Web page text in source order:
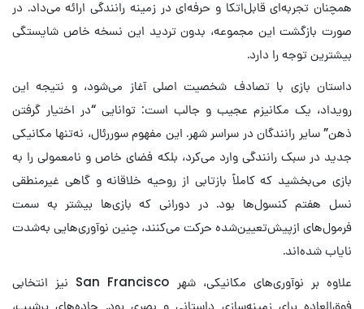
همچنان تجربه‌ای قابل‌اتکا و حرفه‌ای در زمینه رانندگی ارائه می‌داد. در
صورت بازگشت این مجموعه، بدون تردید این نسخه خاص شایستگی
بیشترین توجه را دارد.
داستان بازی با تصادف شخصیت اصلی آغاز می‌شود، و نتیجه این
رویداد، یک مکانیزم عجیب و جالب است: توانایی “در اختیار گرفتن
ذهن” سایر رانندگان در سراسر شهر. این مفهوم سوررئال، نه‌تنها مکانیکی
جدید در سبک رانندگی وارد می‌کرد، بلکه فضای خاص و نامعمولی را به
بازی می‌بخشید که کاملاً بازتابی از روحیه خلاقانه و گاهی غیرمنطقی
نسل هفتم کنسول‌ها بود. در دورانی که بازی‌ها بیشتر به سمت
فرمول‌های از‌پیش‌تعیین‌شده حرکت می‌کنند، چنین نوآوری‌هایی به‌شدت
نایاب شده‌اند.
علاوه بر نوآوری‌های مکانیکی، شهر San Francisco نیز انتخابی
فوق‌العاده برای زمینه‌سازی داستانی و بصری بود. جاده‌های پرشیب،